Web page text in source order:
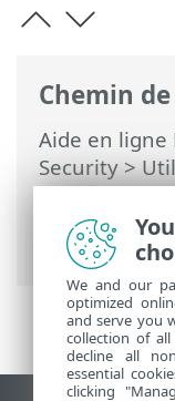
Chemin
Aide en ligne
Security>
Security>
de dialogue
d'analyse
We and our
optimized
and serve you
collection of all
decline all
essential
clicking